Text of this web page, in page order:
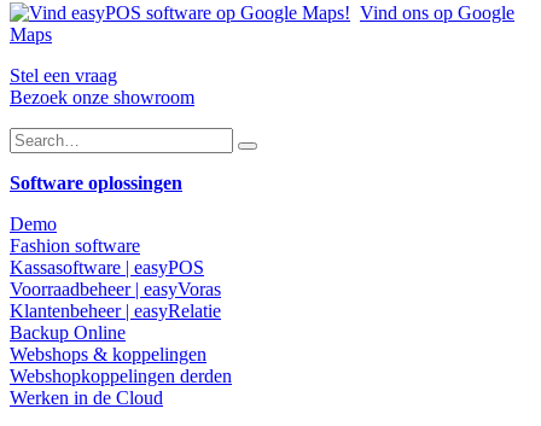
Vind ons op Google
Maps
Stel een vraag
Bezoek onze showroom
Software oplossingen
Demo
Fashion software
Kassasoftware | easyPOS
Voorraadbeheer | easyVoras
Klantenbeheer | easyRelatie
Backup Online
Webshops & koppelingen
Webshopkoppelingen derden
Werken in de Cloud